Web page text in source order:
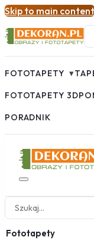
Skip to main content
FOTOTAPETY ▾
FOTOTAPETY 3D
PORADNIK
Fototapety